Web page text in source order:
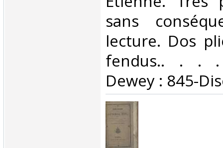
sans
lecture. Dos
fendus.. . . .
Dewey : 845-